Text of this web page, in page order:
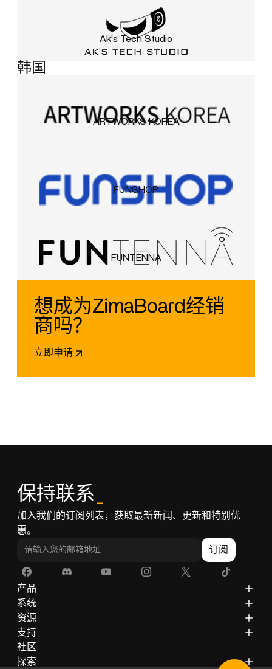
Ak's Tech Studio
韩国
ARTWORKS KOREA
FUNSHOP
FUNTENNA
想成为ZimaBoard经销
商吗？
立即申请
保持联系
加入我们的订阅列表，获取最新新闻、更新和特别优
惠。
订阅
产品
ZimaCube
ZimaBoard 2
ZimaBoard
ZimaBlade
配件
系统
ZimaOS
CasaOS
资源
博客
文档
画廊
支持
隐私政策
退款政策
社区
探索